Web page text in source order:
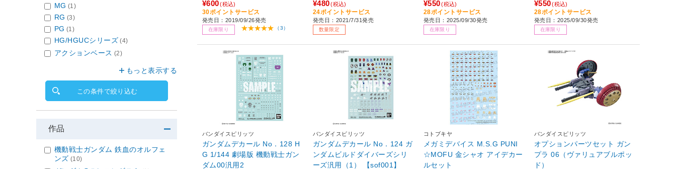
¥600 (税込)
30ポイントサービス
発売日：2019/09/26発売
在庫限り （3）
¥480 (税込)
24ポイントサービス
発売日：2021/7/31発売
数量限定
¥550 (税込)
28ポイントサービス
発売日：2025/09/30発売
在庫限り
¥550 (税込)
28ポイントサービス
発売日：2025/09/30発売
在庫限り
バンダイスピリッツ
ガンダムデカール No．128 H
G 1/144 劇場版 機動戦士ガン
ダム00汎用2
バンダイスピリッツ
ガンダムデカール No．124 ガ
ンダムビルドダイバーズシリ
ーズ汎用（1） 【sof001】
コトブキヤ
メガミデバイス M.S.G PUNI
☆MOFU 金シャオ アイデカー
ルセット
バンダイスピリッツ
オプションパーツセット ガン
プラ 06（ヴァリュアブルポッ
ド）
MG (1)
RG (3)
PG (1)
HG/HGUCシリーズ (4)
アクションベース (2)
もっと表示する
この条件で絞り込む
作品
機動戦士ガンダム 鉄血のオルフェ
ンズ (10)